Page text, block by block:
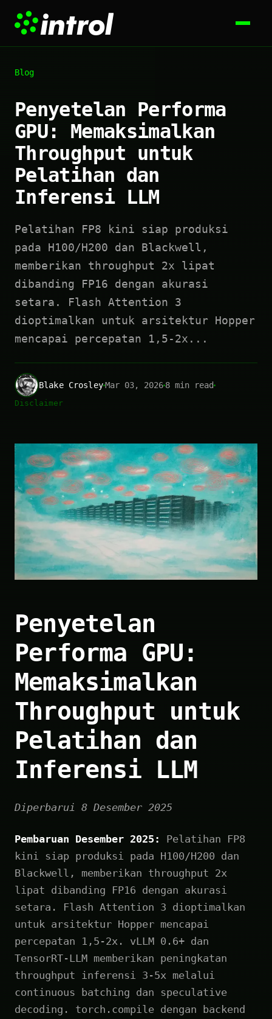
Blog
Penyetelan Performa
GPU: Memaksimalkan
Throughput untuk
Pelatihan dan
Inferensi LLM
Pelatihan FP8 kini siap produksi
pada H100/H200 dan Blackwell,
memberikan throughput 2x lipat
dibanding FP16 dengan akurasi
setara. Flash Attention 3
dioptimalkan untuk arsitektur Hopper
mencapai percepatan 1,5-2x...
Blake CrosleyMar 03, 20268 min read
Disclaimer
Penyetelan
Performa GPU:
Memaksimalkan
Throughput untuk
Pelatihan dan
Inferensi LLM
Diperbarui 8 Desember 2025
Pembaruan Desember 2025:
Pelatihan FP8
kini siap produksi pada H100/H200 dan
Blackwell, memberikan throughput 2x
lipat dibanding FP16 dengan akurasi
setara. Flash Attention 3 dioptimalkan
untuk arsitektur Hopper mencapai
percepatan 1,5-2x. vLLM 0.6+ dan
TensorRT-LLM memberikan peningkatan
throughput inferensi 3-5x melalui
continuous batching dan speculative
decoding. torch.compile dengan backend